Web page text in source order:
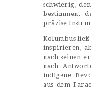
schwierig,
bestimmen,
präzise
Kolumbus ließ
inspirieren,
nach seinen
nach
indigene
aus dem